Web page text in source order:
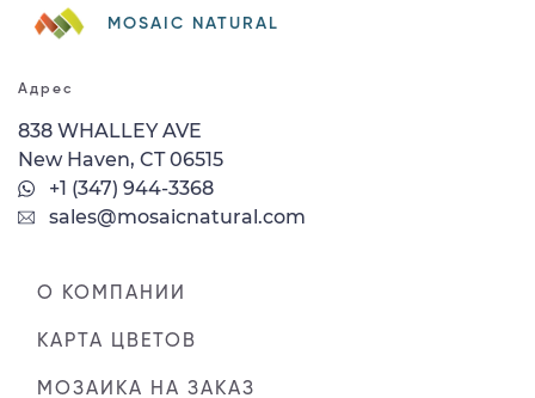
MOSAIC NATURAL
Адрес
838 WHALLEY AVE
New Haven, CT 06515
+1 (347) 944-3368
sales@mosaicnatural.com
О КОМПАНИИ
КАРТА ЦВЕТОВ
МОЗАИКА НА ЗАКАЗ